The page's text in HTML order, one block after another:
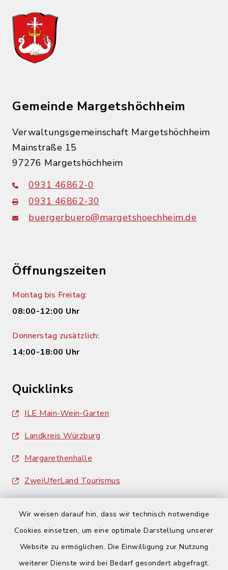
Wir weisen darauf hin, dass wir technisch notwendige
Cookies einsetzen, um eine optimale Darstellung unserer
Website zu ermöglichen. Die Einwilligung zur Nutzung
weiterer Dienste wird bei Bedarf gesondert abgefragt.
Gemeinde Margetshöchheim
Verwaltungsgemeinschaft Margetshöchheim
Mainstraße 15
97276 Margetshöchheim
0931 46862-0
0931 46862-30
buergerbuero@margetshoechheim.de
Öffnungszeiten
Montag bis Freitag:
08:00-12:00 Uhr
Donnerstag zusätzlich:
14:00-18:00 Uhr
Quicklinks
ILE Main-Wein-Garten
Landkreis Würzburg
Margarethenhalle
ZweiUferLand Tourismus